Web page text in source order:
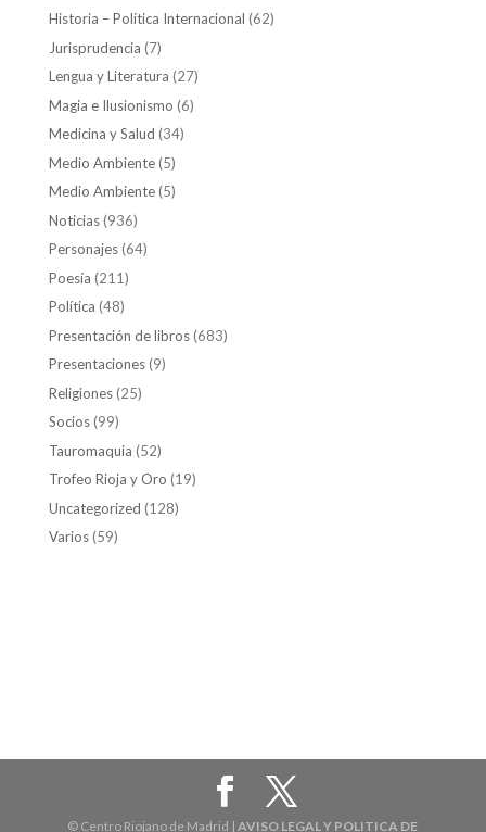
Historia – Política Internacional (62)
Jurisprudencia (7)
Lengua y Literatura (27)
Magia e Ilusionismo (6)
Medicina y Salud (34)
Medio Ambiente(5)
Medio Ambiente(5)
Noticias(936)
Personajes(64)
Poesía (211)
Política (48)
Presentación de libros(683)
Presentaciones(9)
Religiones(25)
Socios(99)
Tauromaquia (52)
Trofeo Rioja y Oro (19)
Uncategorized (128)
Varios(59)
© Centro Riojano de Madrid |AVISO LEGAL Y POLITICA DE